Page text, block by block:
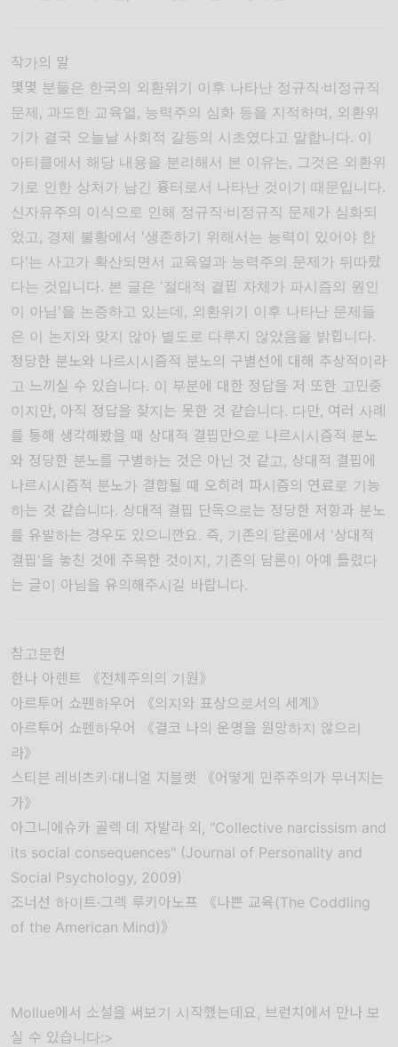
작가의 말
몇몇 분들은 한국의 외환위기 이후 나타난 정규직·비정규직
문제, 과도한 교육열, 능력주의 심화 등을 지적하며, 외환위
기가 결국 오늘날 사회적 갈등의 시초였다고 말합니다. 이
아티클에서 해당 내용을 분리해서 본 이유는, 그것은 외환위
기로 인한 상처가 남긴 흉터로서 나타난 것이기 때문입니다.
신자유주의 이식으로 인해 정규직·비정규직 문제가 심화되
었고, 경제 불황에서 '생존하기 위해서는 능력이 있어야 한
다'는 사고가 확산되면서 교육열과 능력주의 문제가 뒤따랐
다는 것입니다. 본 글은 '절대적 결핍 자체가 파시즘의 원인
이 아님'을 논증하고 있는데, 외환위기 이후 나타난 문제들
은 이 논지와 맞지 않아 별도로 다루지 않았음을 밝힙니다.
정당한 분노와 나르시시즘적 분노의 구별선에 대해 추상적이라
고 느끼실 수 있습니다. 이 부분에 대한 정답을 저 또한 고민중
이지만, 아직 정답을 찾지는 못한 것 같습니다. 다만, 여러 사례
를 통해 생각해봤을 때 상대적 결핍만으로 나르시시즘적 분노
와 정당한 분노를 구별하는 것은 아닌 것 같고, 상대적 결핍에
나르시시즘적 분노가 결합될 때 오히려 파시즘의 연료로 기능
하는 것 같습니다. 상대적 결핍 단독으로는 정당한 저항과 분노
를 유발하는 경우도 있으니깐요. 즉, 기존의 담론에서 '상대적
결핍'을 놓친 것에 주목한 것이지, 기존의 담론이 아예 틀렸다
는 글이 아님을 유의해주시길 바랍니다.
참고문헌
한나 아렌트 《전체주의의 기원》
아르투어 쇼펜하우어 《의지와 표상으로서의 세계》
아르투어 쇼펜하우어 《결코 나의 운명을 원망하지 않으리
라》
스티븐 레비츠키·대니얼 지블랫 《어떻게 민주주의가 무너지는
가》
아그니에슈카 골렉 데 자발라 외, "Collective narcissism and
its social consequences" (Journal of Personality and
Social Psychology, 2009)
조너선 하이트·그렉 루키아노프 《나쁜 교육(The Coddling
of the American Mind)》
Mollue에서 소설을 써보기 시작했는데요, 브런치에서 만나 보
실 수 있습니다:>